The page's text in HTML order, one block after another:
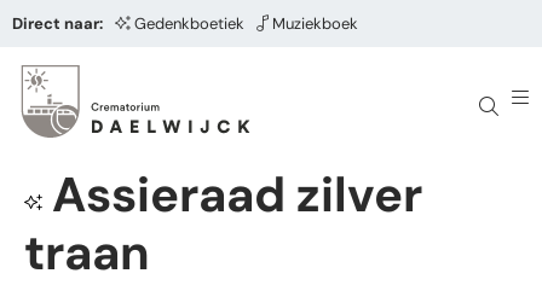
Direct naar: Gedenkboetiek Muziekboek
Assieraad zilver
traan